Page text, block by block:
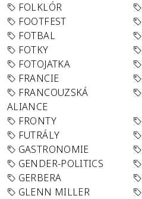
FOLKLÓR
FOOTFEST
FOTBAL
FOTKY
FOTOJATKA
FRANCIE
FRANCOUZSKÁ
ALIANCE
FRONTY
FUTRÁLY
GASTRONOMIE
GENDER-POLITICS
GERBERA
GLENN MILLER